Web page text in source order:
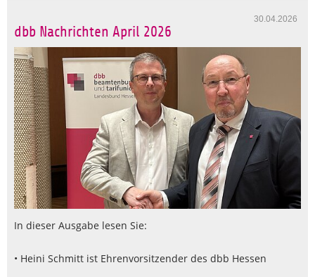
30.04.2026
dbb Nachrichten April 2026
In dieser Ausgabe lesen Sie:
• Heini Schmitt ist Ehrenvorsitzender des dbb Hessen